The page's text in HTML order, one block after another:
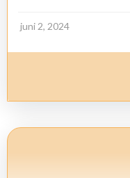
juni 2, 2024